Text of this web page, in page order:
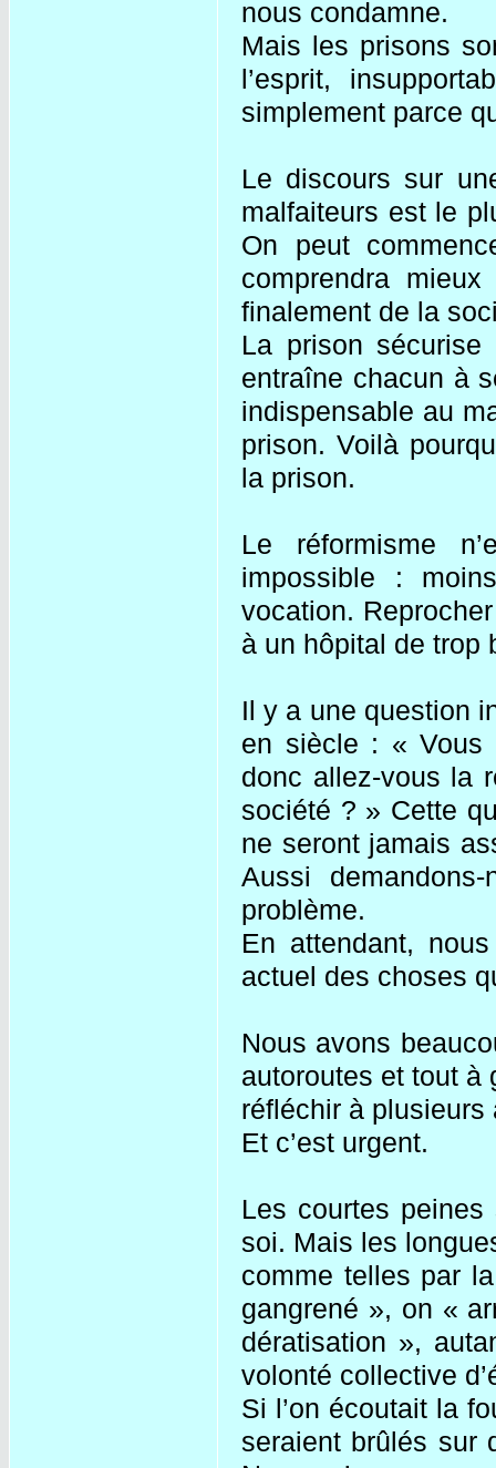
nous condamne.
Mais les prisons
l’esprit,
simplement parce
Le discours sur
malfaiteurs est le
On peut
comprendra
finalement de la
La prison
entraîne chacun à
indispensable au
prison. Voilà
la prison.
Le réformisme
impossible :
vocation.
à un hôpital de trop
Il y a une question
en siècle : « Vous
donc allez-vous la
société ? » Cette
ne seront jamais
Aussi
problème.
En attendant,
actuel des choses
Nous avons
autoroutes et tout à
réfléchir à
Et c’est urgent.
Les courtes
soi. Mais les
comme telles par
gangrené », on «
dératisation »,
volonté collective
Si l’on écoutait la
seraient brûlés sur